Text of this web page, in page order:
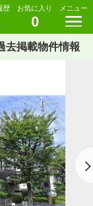
歴 お気に入り
0
メニュー
去掲載物件情報